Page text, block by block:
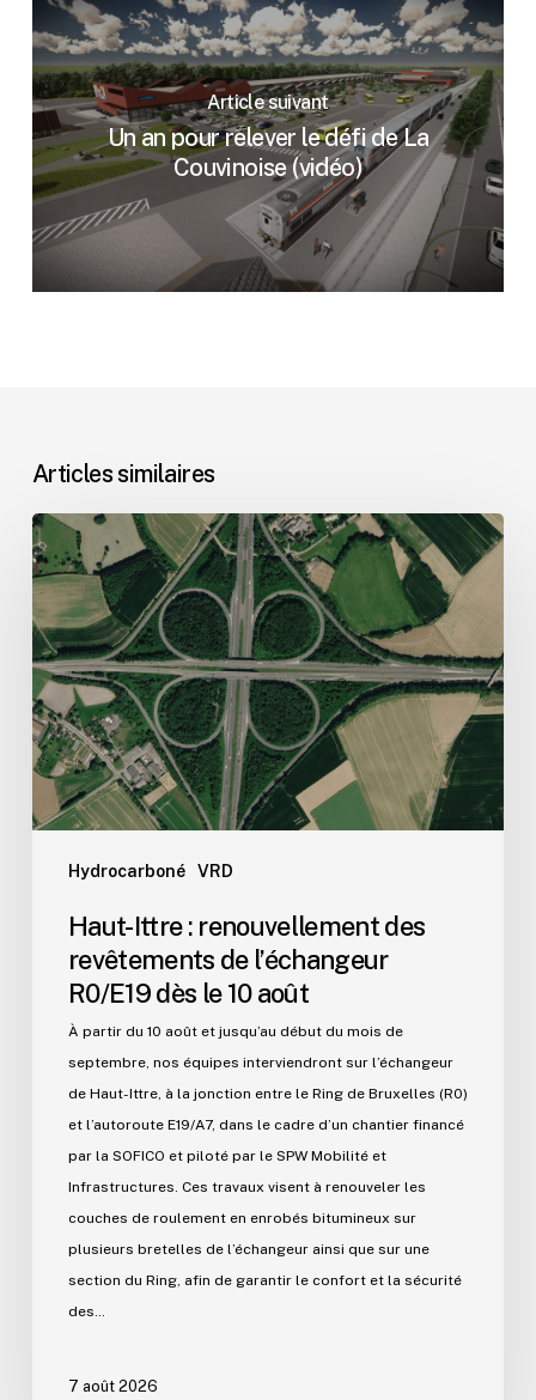
Article suivant
Un an pour relever le défi de La
Couvinoise (vidéo)
Articles similaires
Hydrocarboné VRD
Haut-
Ittre
:
renouvellement
des
revêtements
de
l’échangeur
R0/E19
dès
Haut-Ittre : renouvellement des
revêtements de l’échangeur
R0/E19 dès le 10 août
À partir du 10 août et jusqu’au début du mois de
septembre, nos équipes interviendront sur l’échangeur
de Haut-Ittre, à la jonction entre le Ring de Bruxelles (R0)
et l’autoroute E19/A7, dans le cadre d’un chantier financé
par la SOFICO et piloté par le SPW Mobilité et
Infrastructures. Ces travaux visent à renouveler les
couches de roulement en enrobés bitumineux sur
plusieurs bretelles de l’échangeur ainsi que sur une
section du Ring, afin de garantir le confort et la sécurité
des…
7 août 2026